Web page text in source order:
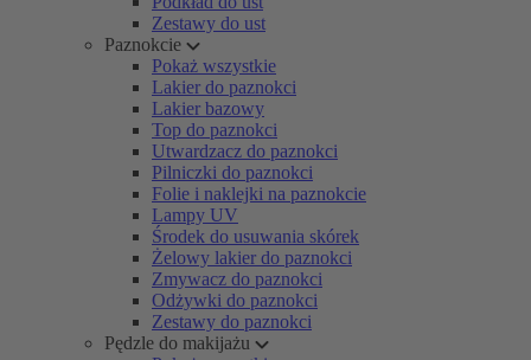
Zestawy do ust
Paznokcie
Pokaż wszystkie
Lakier do paznokci
Lakier bazowy
Top do paznokci
Utwardzacz do paznokci
Pilniczki do paznokci
Folie i naklejki na paznokcie
Lampy UV
Środek do usuwania skórek
Żelowy lakier do paznokci
Zmywacz do paznokci
Odżywki do paznokci
Zestawy do paznokci
Pędzle do makijażu